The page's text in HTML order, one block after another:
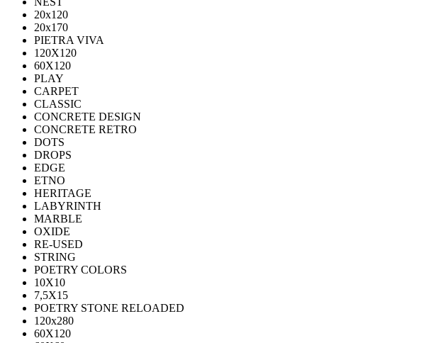
20x120
20x170
PIETRA VIVA
120X120
60Х120
PLAY
CARPET
CLASSIC
CONCRETE DESIGN
CONCRETE RETRO
DOTS
DROPS
EDGE
ETNO
HERITAGE
LABYRINTH
MARBLE
OXIDE
RE-USED
STRING
POETRY COLORS
10Х10
7,5Х15
POETRY STONE RELOADED
120x280
60Х120